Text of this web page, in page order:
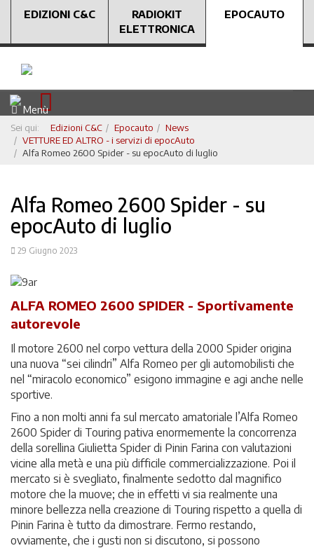
EDIZIONI C&C
RADIOKIT
ELETTRONICA
EPOCAUTO
Menù
Sei qui: Edizioni C&C Epocauto
News
VETTURE ED ALTRO - i servizi di epocAuto
Alfa Romeo 2600 Spider - su epocAuto di luglio
Alfa Romeo 2600 Spider - su
epocAuto di luglio
29 Giugno 2023
ALFA ROMEO 2600 SPIDER - Sportivamente
autorevole
Il motore 2600 nel corpo vettura della 2000 Spider origina
una nuova “sei cilindri” Alfa Romeo per gli automobilisti che
nel “miracolo economico” esigono immagine e agi anche nelle
sportive.
Fino a non molti anni fa sul mercato amatoriale l’Alfa Romeo
2600 Spider di Touring pativa enormemente la concorrenza
della sorellina Giulietta Spider di Pinin Farina con valutazioni
vicine alla metà e una più difficile commercializzazione. Poi il
mercato si è svegliato, finalmente sedotto dal magnifico
motore che la muove; che in effetti vi sia realmente una
minore bellezza nella creazione di Touring rispetto a quella di
Pinin Farina è tutto da dimostrare. Fermo restando,
ovviamente, che i gusti non si discutono, si possono